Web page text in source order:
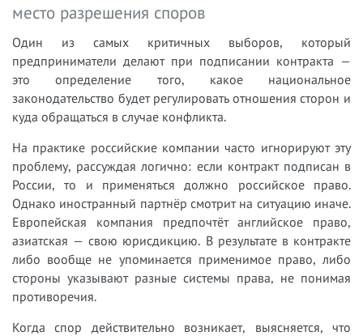
место разрешения споров
Один из самых критичных выборов, который
предприниматели делают при подписании контракта —
это определение того, какое национальное
законодательство будет регулировать отношения сторон и
куда обращаться в случае конфликта.
На практике российские компании часто игнорируют эту
проблему, рассуждая логично: если контракт подписан в
России, то и применяться должно российское право.
Однако иностранный партнёр смотрит на ситуацию иначе.
Европейская компания предпочтёт английское право,
азиатская — свою юрисдикцию. В результате в контракте
либо вообще не упоминается применимое право, либо
стороны указывают разные системы права, не понимая
противоречия.
Когда спор действительно возникает, выясняется, что